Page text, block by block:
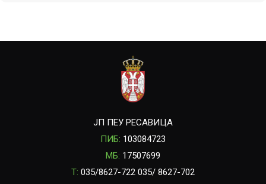
ЈП ПЕУ РЕСАВИЦА
ПИБ: 103084723
МБ: 17507699
T: 035/8627-722 035/ 8627-702